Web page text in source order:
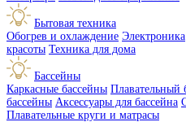
Бытовая техника
Обогрев и охлаждение Электроника
красоты Техника для дома
Бассейны
Каркасные бассейны Плавательный
бассейны Аксессуары для бассейна
Плавательные круги и матрасы